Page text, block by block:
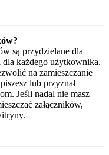
są przydzielane dla
każdego użytkownika.
na zamieszczanie
lub przyznał
Jeśli nadal nie masz
załączników,